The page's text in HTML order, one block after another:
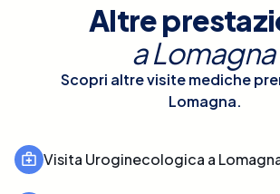
Altre
aLomagna
Scopri altre visite mediche
Lomagna.
Visita Uroginecologica a